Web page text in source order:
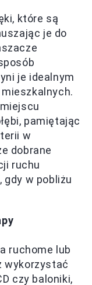
które są
je do
je idealnym
pamiętając
w
dobrane
ruchu
gdy w pobliżu
ruchome lub
wykorzystać
czy baloniki,